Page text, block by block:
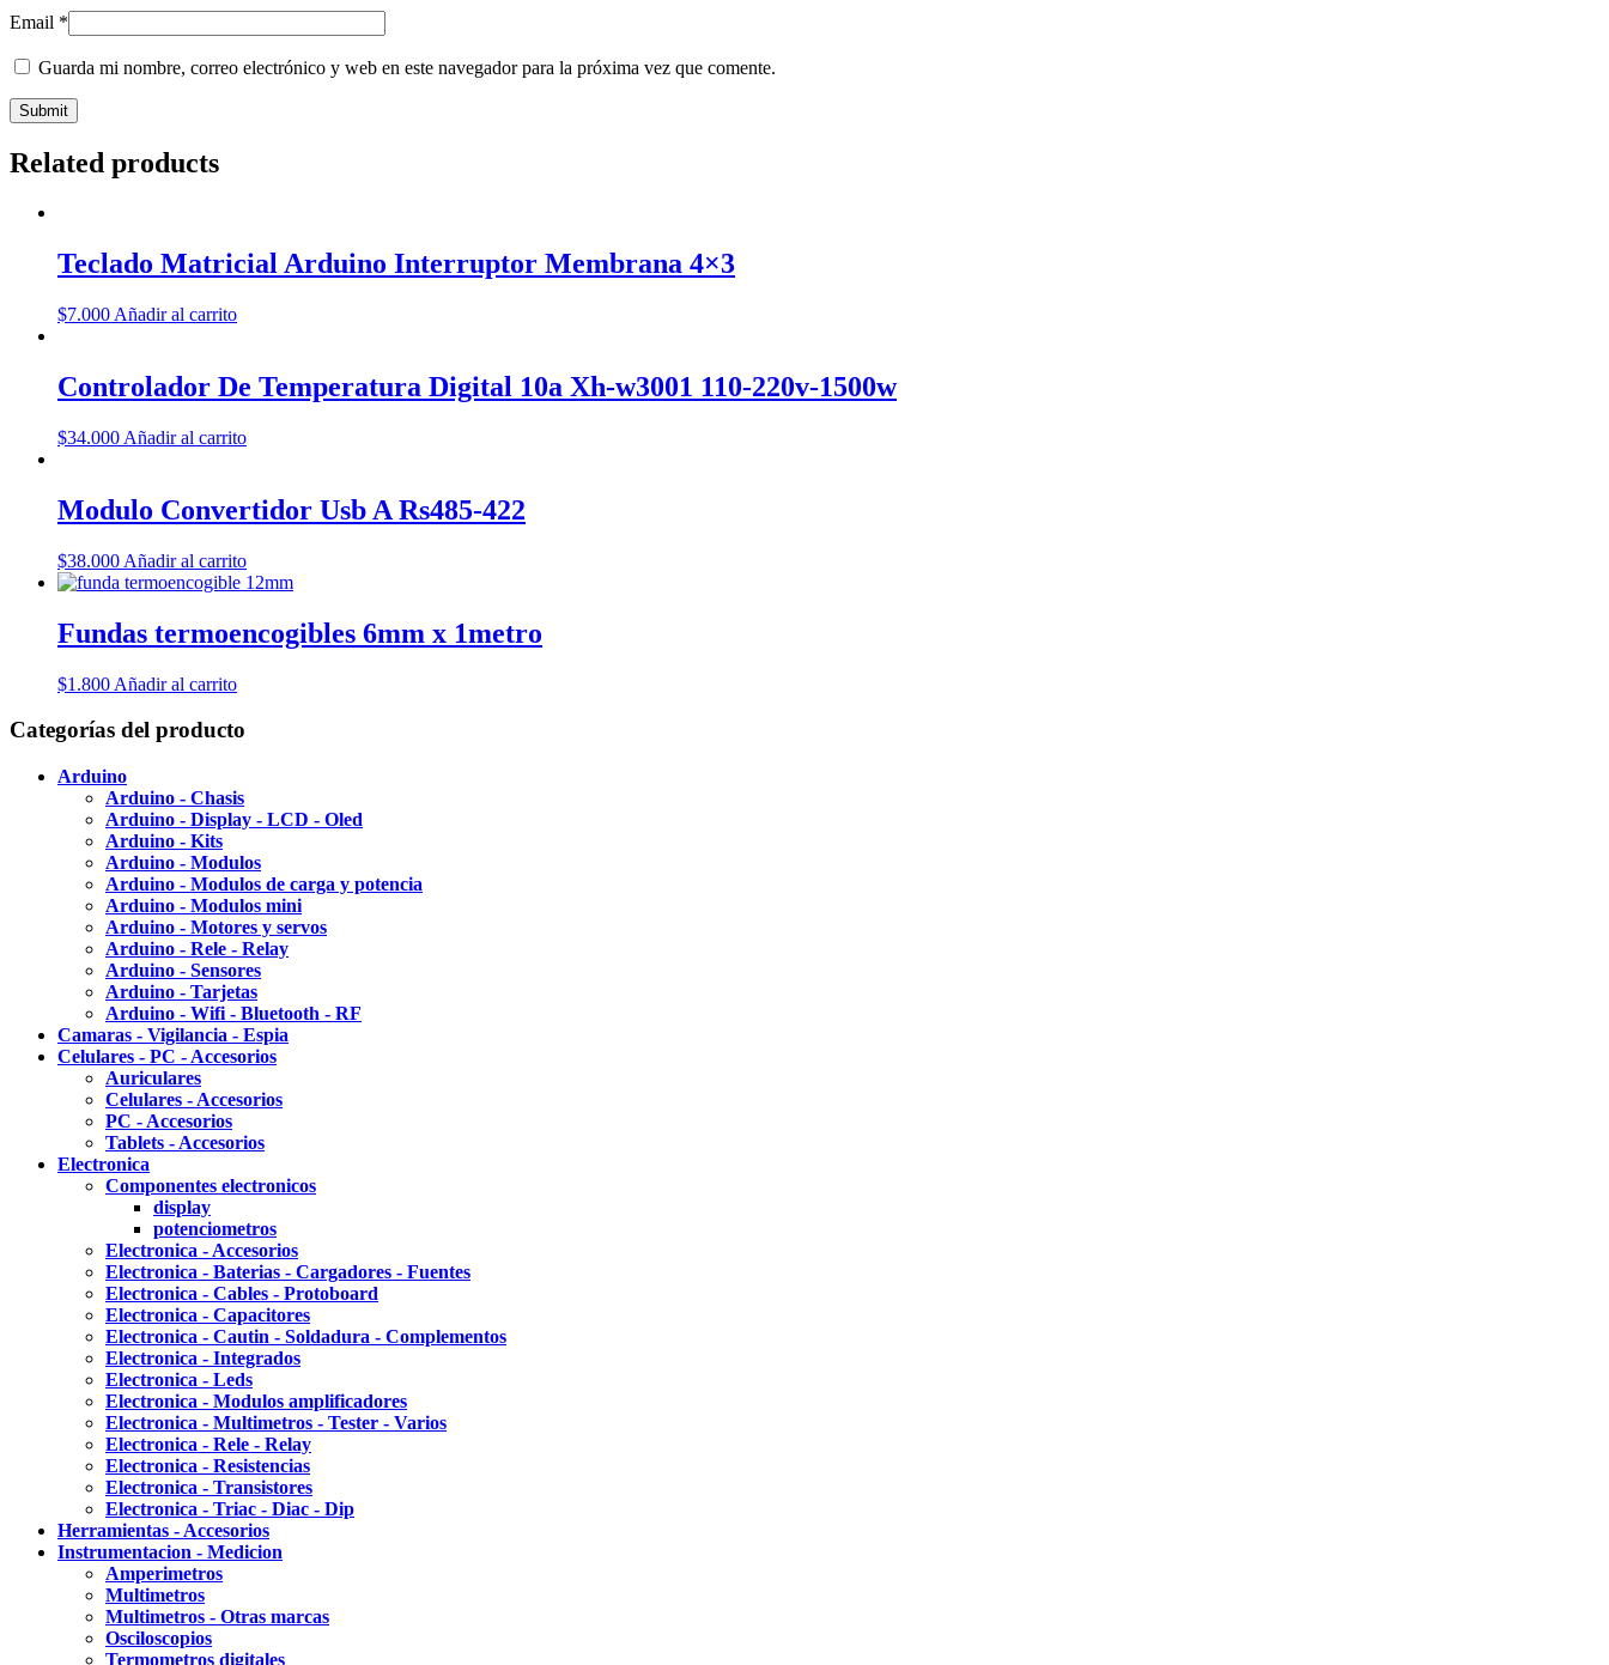
Email *
Guarda mi nombre, correo electrónico y web en este navegador para la próxima vez que comente.
Related products
Teclado Matricial Arduino Interruptor Membrana 4×3
$7.000 Añadir al carrito
Controlador De Temperatura Digital 10a Xh-w3001 110-220v-1500w
$34.000 Añadir al carrito
Modulo Convertidor Usb A Rs485-422
$38.000 Añadir al carrito
Fundas termoencogibles 6mm x 1metro
$1.800 Añadir al carrito
Categorías del producto
Arduino
Arduino - Chasis
Arduino - Display - LCD - Oled
Arduino - Kits
Arduino - Modulos
Arduino - Modulos de carga y potencia
Arduino - Modulos mini
Arduino - Motores y servos
Arduino - Rele - Relay
Arduino - Sensores
Arduino - Tarjetas
Arduino - Wifi - Bluetooth - RF
Camaras - Vigilancia - Espia
Celulares - PC - Accesorios
Auriculares
Celulares - Accesorios
PC - Accesorios
Tablets - Accesorios
Electronica
Componentes electronicos
display
potenciometros
Electronica - Accesorios
Electronica - Baterias - Cargadores - Fuentes
Electronica - Cables - Protoboard
Electronica - Capacitores
Electronica - Cautin - Soldadura - Complementos
Electronica - Integrados
Electronica - Leds
Electronica - Modulos amplificadores
Electronica - Multimetros - Tester - Varios
Electronica - Rele - Relay
Electronica - Resistencias
Electronica - Transistores
Electronica - Triac - Diac - Dip
Herramientas - Accesorios
Instrumentacion - Medicion
Amperimetros
Multimetros
Multimetros - Otras marcas
Osciloscopios
Termometros digitales